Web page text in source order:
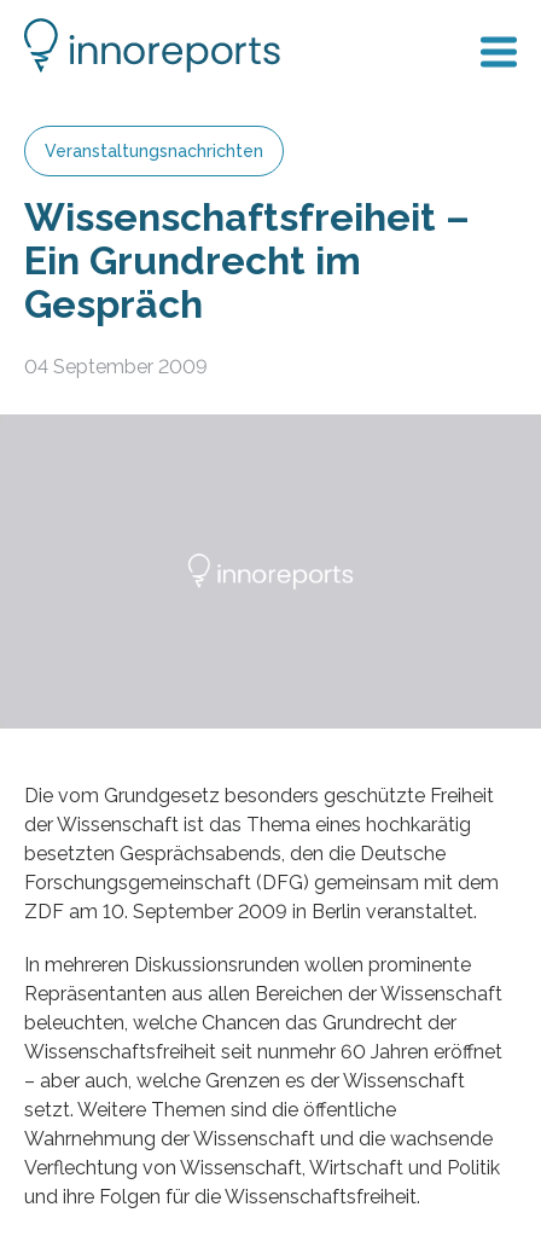
Veranstaltungsnachrichten
Wissenschaftsfreiheit –
Ein Grundrecht im
Gespräch
04 September 2009
Die vom Grundgesetz besonders geschützte Freiheit
der Wissenschaft ist das Thema eines hochkarätig
besetzten Gesprächsabends, den die Deutsche
Forschungsgemeinschaft (DFG) gemeinsam mit dem
ZDF am 10. September 2009 in Berlin veranstaltet.
In mehreren Diskussionsrunden wollen prominente
Repräsentanten aus allen Bereichen der Wissenschaft
beleuchten, welche Chancen das Grundrecht der
Wissenschaftsfreiheit seit nunmehr 60 Jahren eröffnet
– aber auch, welche Grenzen es der Wissenschaft
setzt. Weitere Themen sind die öffentliche
Wahrnehmung der Wissenschaft und die wachsende
Verflechtung von Wissenschaft, Wirtschaft und Politik
und ihre Folgen für die Wissenschaftsfreiheit.